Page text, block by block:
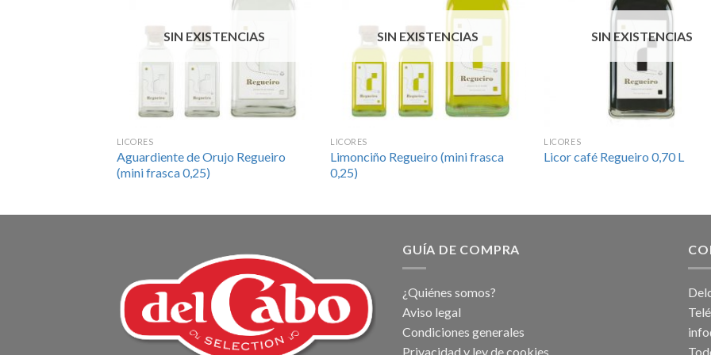
SIN EXISTENCIAS
LICORES
Aguardiente de Orujo Regueiro
(mini frasca 0,25)
SIN EXISTENCIAS
LICORES
Limonciño Regueiro (mini frasca
0,25)
SIN EXISTENCIAS
LICORES
Licor café Regueiro 0,70 L
GUÍA DE COMPRA
¿Quiénes somos?
Aviso legal
Condiciones generales
Privacidad y ley de cookies